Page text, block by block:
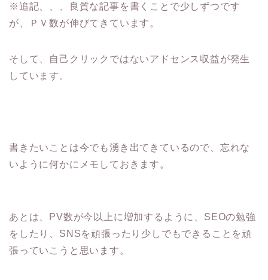
※追記、、、良質な記事を書くことで少しずつです
が、ＰＶ数が伸びてきています。
そして、自己クリックではないアドセンス収益が発生
しています。
書きたいことは今でも湧き出てきているので、忘れな
いように何かにメモしておきます。
あとは、PV数が今以上に増加するように、SEOの勉強
をしたり、SNSを頑張ったり少しでもできることを頑
張っていこうと思います。